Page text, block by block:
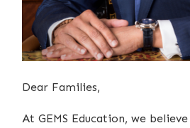
Dear Families,
At GEMS Education, we